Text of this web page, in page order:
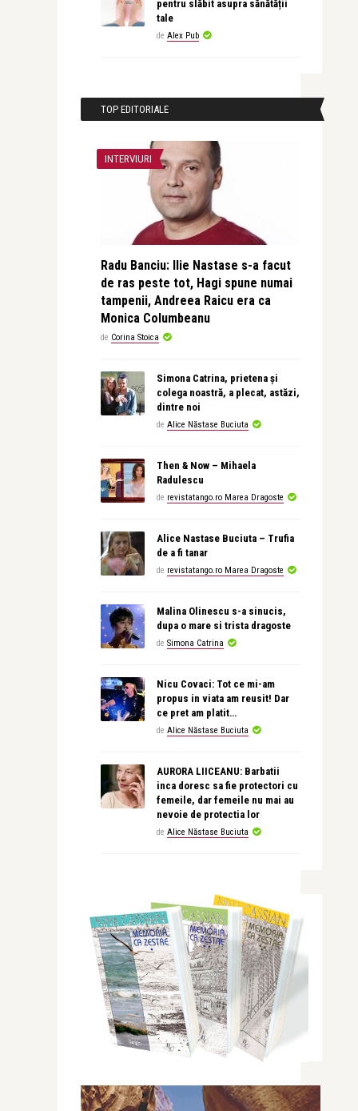
pentru slăbit asupra sănătății
tale
de Alex Pub
TOP EDITORIALE
INTERVIURI
Radu Banciu: Ilie Nastase s-a facut
de ras peste tot, Hagi spune numai
tampenii, Andreea Raicu era ca
Monica Columbeanu
de Corina Stoica
Simona Catrina, prietena și
colega noastră, a plecat, astăzi,
dintre noi
de Alice Năstase Buciuta
Then & Now – Mihaela
Radulescu
de revistatango.ro Marea Dragoste
Alice Nastase Buciuta – Trufia
de a fi tanar
de revistatango.ro Marea Dragoste
Malina Olinescu s-a sinucis,
dupa o mare si trista dragoste
de Simona Catrina
Nicu Covaci: Tot ce mi-am
propus in viata am reusit! Dar
ce pret am platit…
de Alice Năstase Buciuta
AURORA LIICEANU: Barbatii
inca doresc sa fie protectori cu
femeile, dar femeile nu mai au
nevoie de protectia lor
de Alice Năstase Buciuta